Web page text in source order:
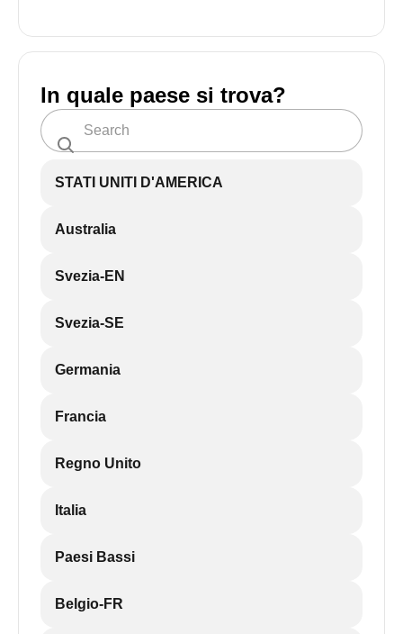
In quale paese si trova?
STATI UNITI D'AMERICA
Australia
Svezia-EN
Svezia-SE
Germania
Francia
Regno Unito
Italia
Paesi Bassi
Belgio-FR